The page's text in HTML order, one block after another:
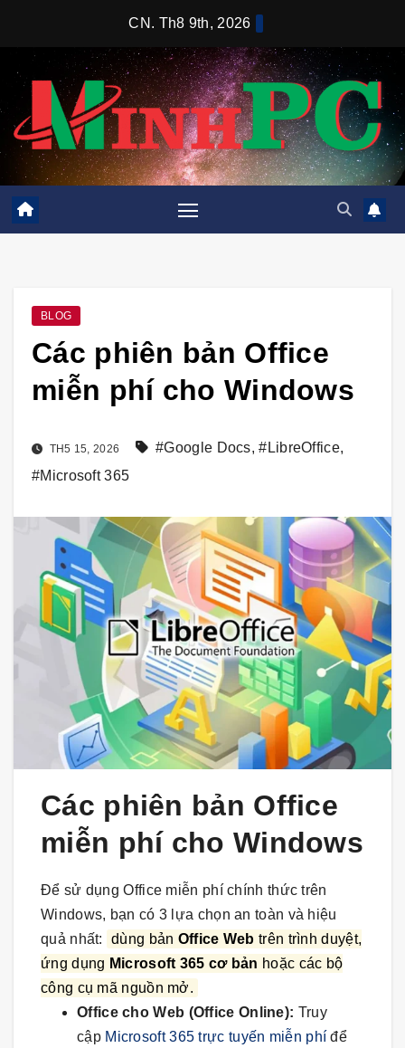
CN. Th8 9th, 2026
BLOG
Các phiên bản Office
miễn phí cho Windows
TH5 15, 2026 #Google Docs,#LibreOffice,
#Microsoft 365
Các phiên bản Office
miễn phí cho Windows
Để sử dụng Office miễn phí chính thức trên
Windows, bạn có 3 lựa chọn an toàn và hiệu
quả nhất:
dùng bản Office Web trên trình duyệt,
ứng dụng Microsoft 365 cơ bản hoặc các bộ
công cụ mã nguồn mở.
Office cho Web (Office Online): Truy
cập Microsoft 365 trực tuyến miễn phí để